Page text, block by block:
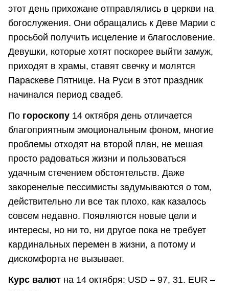
этот день прихожане отправлялись в церкви на
богослужения. Они обращались к Деве Марии с
просьбой получить исцеление и благословение.
Девушки, которые хотят поскорее выйти замуж,
приходят в храмы, ставят свечку и молятся
Параскеве Пятнице. На Руси в этот праздник
начинался период свадеб.
По гороскопу 14 октября день отличается
благоприятным эмоциональным фоном, многие
проблемы отходят на второй план, не мешая
просто радоваться жизни и пользоваться
удачным стечением обстоятельств. Даже
закоренелые пессимисты задумываются о том,
действительно ли все так плохо, как казалось
совсем недавно. Появляются новые цели и
интересы, но ни то, ни другое пока не требует
кардинальных перемен в жизни, а потому и
дискомфорта не вызывает.
Курс валют на 14 октября: USD – 97, 31. EUR –